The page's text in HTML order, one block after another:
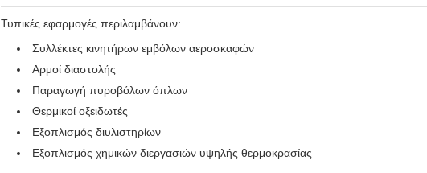
Τυπικές εφαρμογές περιλαμβάνουν:
Συλλέκτες κινητήρων εμβόλων αεροσκαφών
Αρμοί διαστολής
Παραγωγή πυροβόλων όπλων
Θερμικοί οξειδωτές
Εξοπλισμός διυλιστηρίων
Εξοπλισμός χημικών διεργασιών υψηλής θερμοκρασίας